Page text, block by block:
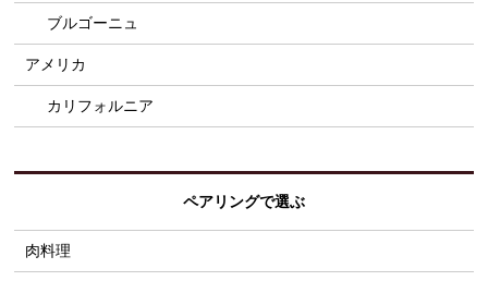
ブルゴーニュ
アメリカ
カリフォルニア
ペアリングで選ぶ
肉料理